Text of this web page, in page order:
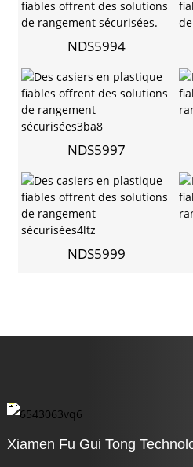
NDS5994
NDS5997
NDS5999
Xiamen Fu Gui Tong